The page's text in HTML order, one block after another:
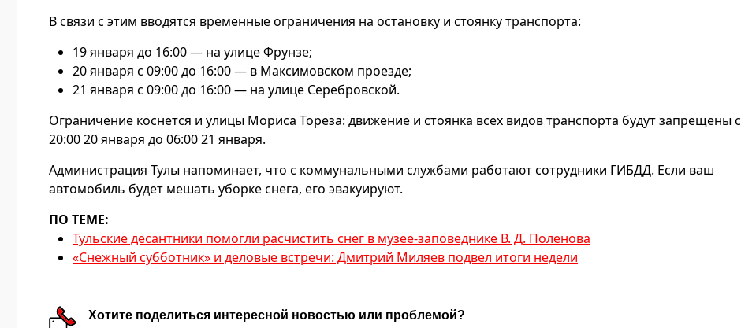
В связи с этим вводятся временные ограничения на остановку и стоянку транспорта:
19 января до 16:00 — на улице Фрунзе;
20 января с 09:00 до 16:00 — в Максимовском проезде;
21 января с 09:00 до 16:00 — на улице Серебровской.
Ограничение коснется и улицы Мориса Тореза: движение и стоянка всех видов транспорта будут запрещены с
20:00 20 января до 06:00 21 января.
Администрация Тулы напоминает, что с коммунальными службами работают сотрудники ГИБДД. Если ваш
автомобиль будет мешать уборке снега, его эвакуируют.
ПО ТЕМЕ:
Тульские десантники помогли расчистить снег в музее-заповеднике В. Д. Поленова
«Снежный субботник» и деловые встречи: Дмитрий Миляев подвел итоги недели
Хотите поделиться интересной новостью или проблемой?